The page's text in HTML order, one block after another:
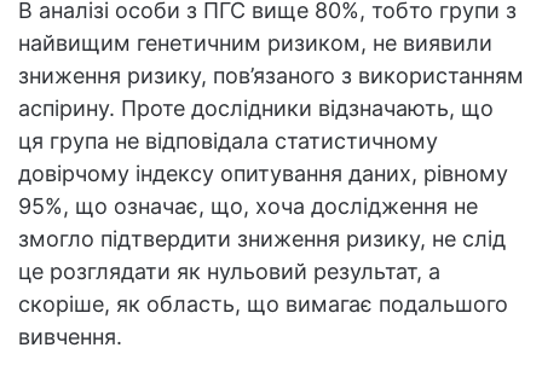
В аналізі особи з ПГС вище 80%, тобто групи з
найвищим генетичним ризиком, не виявили
зниження ризику, пов’язаного з використанням
аспірину. Проте дослідники відзначають, що
ця група не відповідала статистичному
довірчому індексу опитування даних, рівному
95%, що означає, що, хоча дослідження не
змогло підтвердити зниження ризику, не слід
це розглядати як нульовий результат, а
скоріше, як область, що вимагає подальшого
вивчення.